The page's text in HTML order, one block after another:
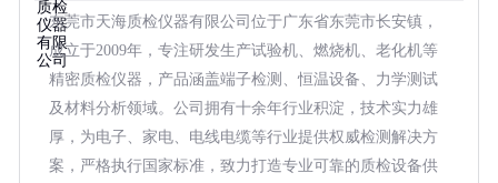
东莞市天海质检仪器有限公司位于广东省东莞市长安镇，
成立于2009年，专注研发生产试验机、燃烧机、老化机等
精密质检仪器，产品涵盖端子检测、恒温设备、力学测试
及材料分析领域。公司拥有十余年行业积淀，技术实力雄
厚，为电子、家电、电线电缆等行业提供权威检测解决方
案，严格执行国家标准，致力打造专业可靠的质检设备供